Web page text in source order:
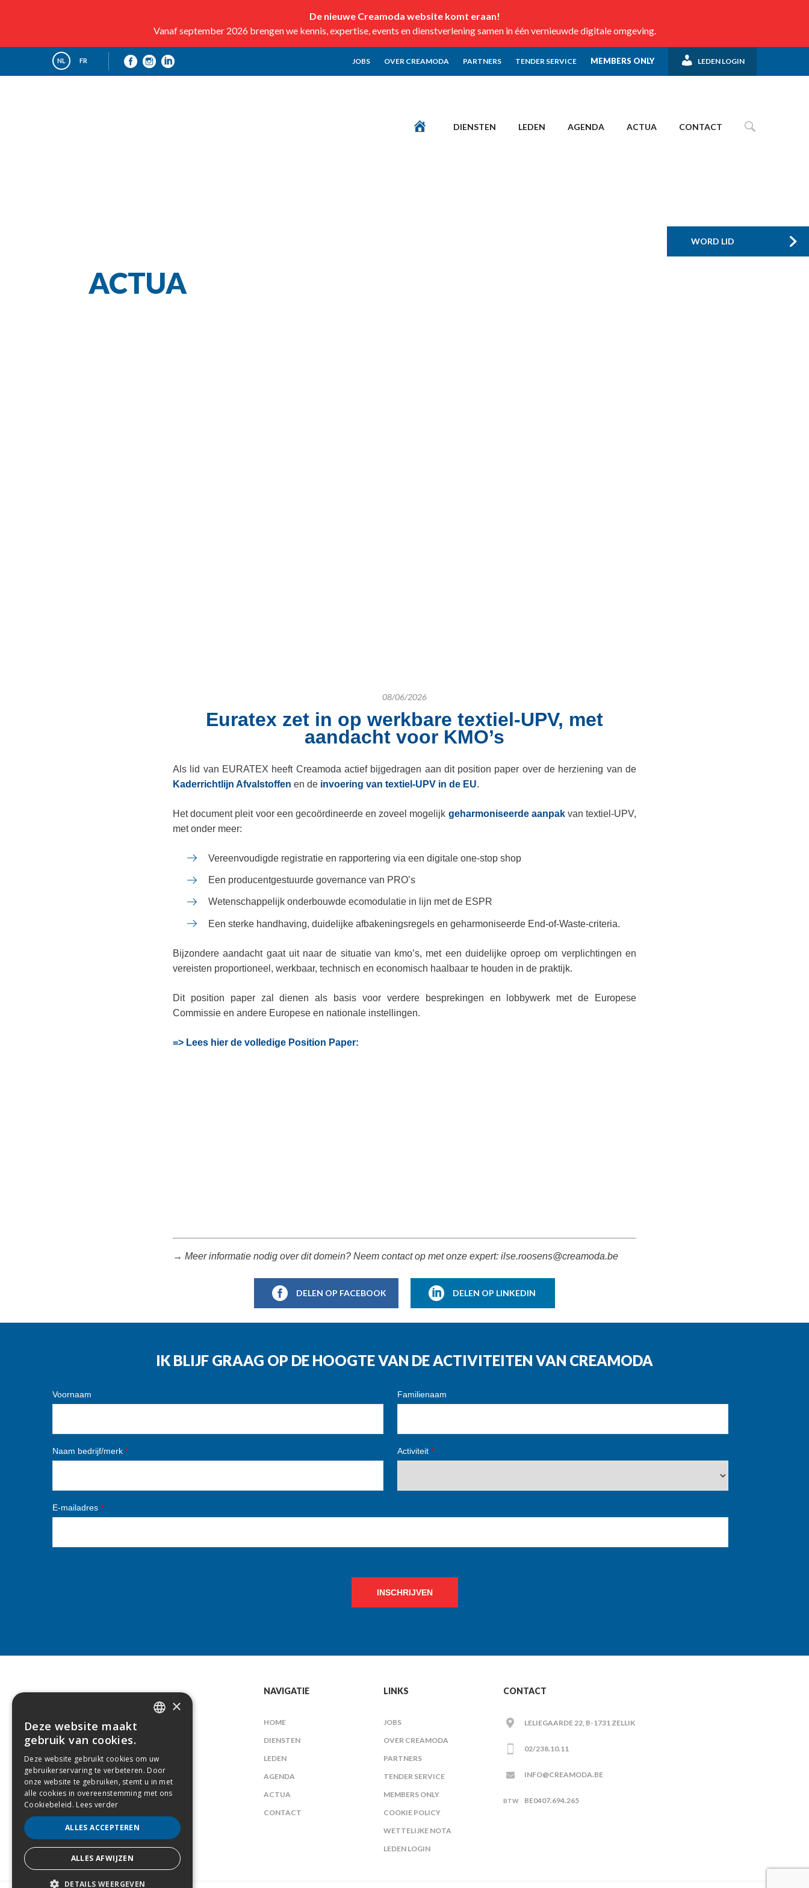
De nieuwe Creamoda website komt eraan!
Vanaf september 2026 brengen we kennis, expertise, events en dienstverlening samen in één vernieuwde digitale omgeving.
NL FR JOBS OVER CREAMODA PARTNERS TENDER SERVICE MEMBERS ONLY LEDEN LOGIN
DIENSTEN LEDEN AGENDA ACTUA CONTACT
WORD LID
ACTUA
08/06/2026
Euratex zet in op werkbare textiel-UPV, met
aandacht voor KMO’s
Als lid van EURATEX heeft Creamoda actief bijgedragen aan dit position paper over de herziening van de
Kaderrichtlijn Afvalstoffen en de invoering van textiel-UPV in de EU.
Het document pleit voor een gecoördineerde en zoveel mogelijk geharmoniseerde aanpak van textiel-UPV,
met onder meer:
Vereenvoudigde registratie en rapportering via een digitale one-stop shop
Een producentgestuurde governance van PRO’s
Wetenschappelijk onderbouwde ecomodulatie in lijn met de ESPR
Een sterke handhaving, duidelijke afbakeningsregels en geharmoniseerde End-of-Waste-criteria.
Bijzondere aandacht gaat uit naar de situatie van kmo’s, met een duidelijke oproep om verplichtingen en
vereisten proportioneel, werkbaar, technisch en economisch haalbaar te houden in de praktijk.
Dit position paper zal dienen als basis voor verdere besprekingen en lobbywerk met de Europese
Commissie en andere Europese en nationale instellingen.
=> Lees hier de volledige Position Paper:
→ Meer informatie nodig over dit domein? Neem contact op met onze expert: ilse.roosens@creamoda.be
DELEN OP FACEBOOK DELEN OP LINKEDIN
IK BLIJF GRAAG OP DE HOOGTE VAN DE ACTIVITEITEN VAN CREAMODA
Voornaam Familienaam
Naam bedrijf/merk * Activiteit*
E-mailadres *
INSCHRIJVEN
NAVIGATIE
HOME
DIENSTEN
LEDEN
AGENDA
ACTUA
CONTACT
LINKS
JOBS
OVER CREAMODA
PARTNERS
TENDER SERVICE
MEMBERS ONLY
COOKIE POLICY
WETTELIJKE NOTA
LEDEN LOGIN
CONTACT
LELIEGAARDE 22, B-1731 ZELLIK
02/238.10.11
INFO@CREAMODA.BE
BE0407.694.265
×
Deze website maakt
gebruik van cookies.
Deze website gebruikt cookies om uw
gebruikerservaring te verbeteren. Door
onze website te gebruiken, stemt u in met
alle cookies in overeenstemming met ons
Cookiebeleid. Lees verder
ALLES ACCEPTEREN
ALLES AFWIJZEN
DETAILS WEERGEVEN